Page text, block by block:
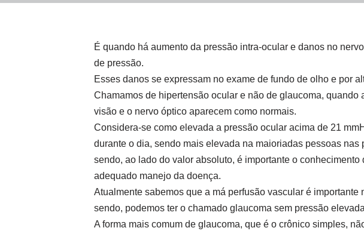
É quando há aumento da pressão intra-ocular e danos no
de pressão.
Esses danos se expressam no exame de fundo de olho e por
Chamamos de hipertensão ocular e não de glaucoma, quando
visão e o nervo óptico aparecem como normais.
Considera-se como elevada a pressão ocular acima de 21
durante o dia, sendo mais elevada na maioriadas pessoas nas
sendo, ao lado do valor absoluto, é importante o
adequado manejo da doença.
Atualmente sabemos que a má perfusão vascular é importante
sendo, podemos ter o chamado glaucoma sem pressão
A forma mais comum de glaucoma, que é o crônico simples,